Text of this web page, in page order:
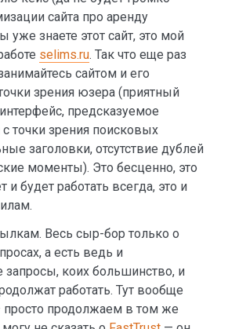
сайта про аренду
знаете этот сайт, это мой
selims.ru. Так что еще раз
сайтом и его
зрения юзера (приятный
предсказуемое
точки зрения поисковых
заголовки, отсутствие дублей
моменты). Это бесценно, это
и будет работать всегда, это и
Весь сыр-бор только о
а есть ведь и
коих большинство, и
работать. Тут вообще
просто продолжаем в том же